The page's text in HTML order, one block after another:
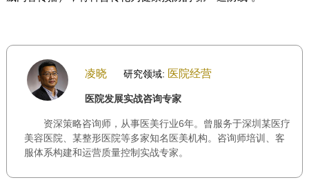
凌晓 研究领域: 医院经营
医院发展实战咨询专家
资深策略咨询师，从事医美行业6年。曾服务于深圳某医疗
美容医院、某整形医院等多家知名医美机构。咨询师培训、客
服体系构建和运营质量控制实战专家。